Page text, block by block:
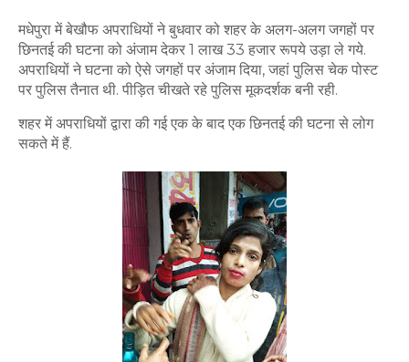
मधेपुरा में बेखौफ अपराधियों ने बुधवार को शहर के अलग-अलग जगहों पर
छिनतई की घटना को अंजाम देकर 1 लाख 33 हजार रूपये उड़ा ले गये.
अपराधियों ने घटना को ऐसे जगहों पर अंजाम दिया, जहां पुलिस चेक पोस्ट
पर पुलिस तैनात थी. पीड़ित चीखते रहे पुलिस मूकदर्शक बनी रही.
शहर में अपराधियों द्वारा की गई एक के बाद एक छिनतई की घटना से लोग
सकते में हैं.